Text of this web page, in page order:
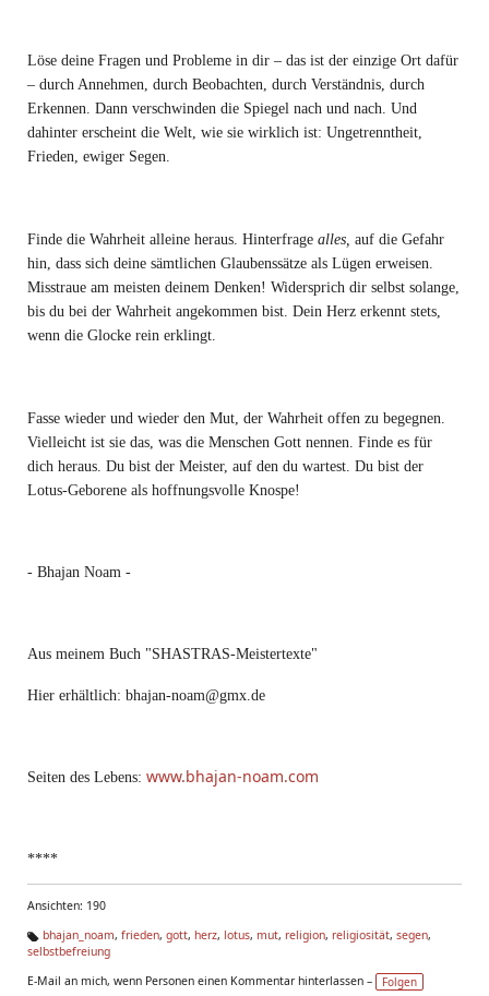
Löse deine Fragen und Probleme in dir – das ist der einzige Ort dafür
– durch Annehmen, durch Beobachten, durch Verständnis, durch
Erkennen. Dann verschwinden die Spiegel nach und nach. Und
dahinter erscheint die Welt, wie sie wirklich ist: Ungetrenntheit,
Frieden, ewiger Segen.
Finde die Wahrheit alleine heraus. Hinterfrage alles, auf die Gefahr
hin, dass sich deine sämtlichen Glaubenssätze als Lügen erweisen.
Misstraue am meisten deinem Denken! Widersprich dir selbst solange,
bis du bei der Wahrheit angekommen bist. Dein Herz erkennt stets,
wenn die Glocke rein erklingt.
Fasse wieder und wieder den Mut, der Wahrheit offen zu begegnen.
Vielleicht ist sie das, was die Menschen Gott nennen. Finde es für
dich heraus. Du bist der Meister, auf den du wartest. Du bist der
Lotus-Geborene als hoffnungsvolle Knospe!
- Bhajan Noam -
Aus meinem Buch "SHASTRAS-Meistertexte"
Hier erhältlich: bhajan-noam@gmx.de
Seiten des Lebens: www.bhajan-noam.com
****
Ansichten: 190
Ta
s:
bhajan_noam, frieden, gott, herz, lotus, mut, religion, religiosität, segen,
selbstbefreiung
E-Mail an mich, wenn Personen einen Kommentar hinterlassen –
Folgen